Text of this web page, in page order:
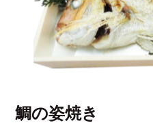
鯛の姿焼き